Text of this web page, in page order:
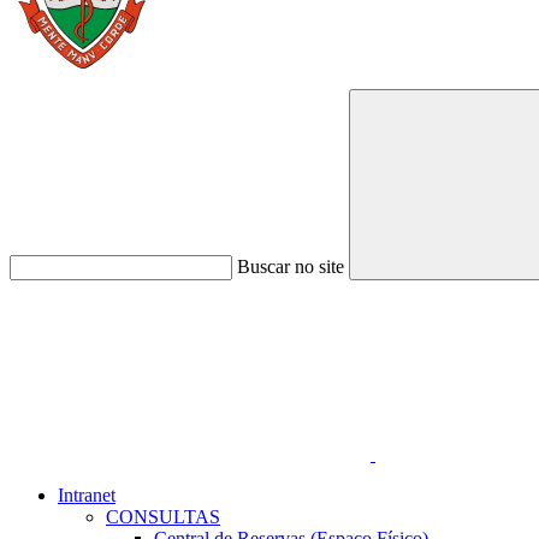
Buscar no site
Intranet
CONSULTAS